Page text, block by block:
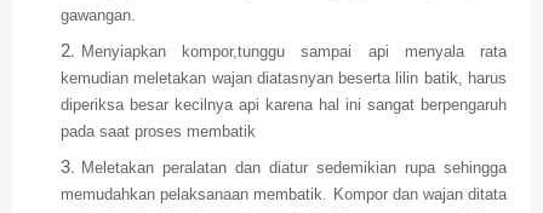
gawangan.
Menyiapkan kompor,tunggu sampai api menyala rata
kemudian meletakan wajan diatasnyan beserta lilin batik, harus
diperiksa besar kecilnya api karena hal ini sangat berpengaruh
pada saat proses membatik
Meletakan peralatan dan diatur sedemikian rupa sehingga
memudahkan pelaksanaan membatik. Kompor dan wajan ditata